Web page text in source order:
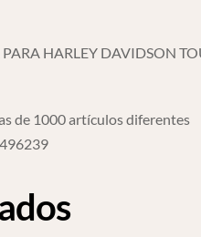
HARLEY DAVIDSON
de 1000 artículos diferentes